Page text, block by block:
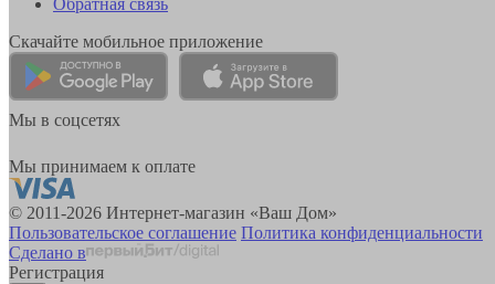
Скачайте мобильное приложение
Мы в соцсетях
Мы принимаем к оплате
© 2011-2026 Интернет-магазин «Ваш Дом»
Пользовательское соглашение Политика конфиденциальности
Сделано в
Регистрация